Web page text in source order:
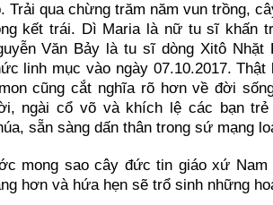
Trải qua chừng trăm năm vun trồng,
kết trái. Dì Maria là nữ tu sĩ khấn
Văn Bảy là tu sĩ dòng Xitô
linh mục vào ngày 07.10.2017.
cũng cắt nghĩa rõ hơn về đời
ngài cổ võ và khích lệ các bạn
sẵn sàng dấn thân trong sứ mạng
mong sao cây đức tin giáo xứ
hơn và hứa hẹn sẽ trổ sinh những